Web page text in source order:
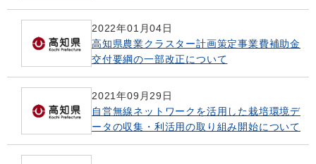
2022年01月04日
高知県農業クラスター計画策定事業費補助金
交付要綱の一部改正について
2021年09月29日
自営無線ネットワークを活用した栽培環境デ
ータの収集・利活用の取り組み開始について